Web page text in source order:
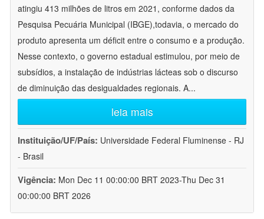
atingiu 413 milhões de litros em 2021, conforme dados da
Pesquisa Pecuária Municipal (IBGE),todavia, o mercado do
produto apresenta um déficit entre o consumo e a produção.
Nesse contexto, o governo estadual estimulou, por meio de
subsídios, a instalação de indústrias lácteas sob o discurso
de diminuição das desigualdades regionais. A...
leia mais
Instituição/UF/País: Universidade Federal Fluminense - RJ
- Brasil
Vigência: Mon Dec 11 00:00:00 BRT 2023-Thu Dec 31
00:00:00 BRT 2026